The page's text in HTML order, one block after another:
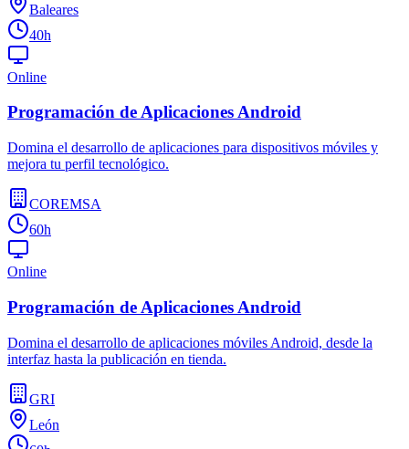
Baleares
40h
Online
Programación de Aplicaciones Android
Domina el desarrollo de aplicaciones para dispositivos móviles y
mejora tu perfil tecnológico.
COREMSA
60h
Online
Programación de Aplicaciones Android
Domina el desarrollo de aplicaciones móviles Android, desde la
interfaz hasta la publicación en tienda.
GRI
León